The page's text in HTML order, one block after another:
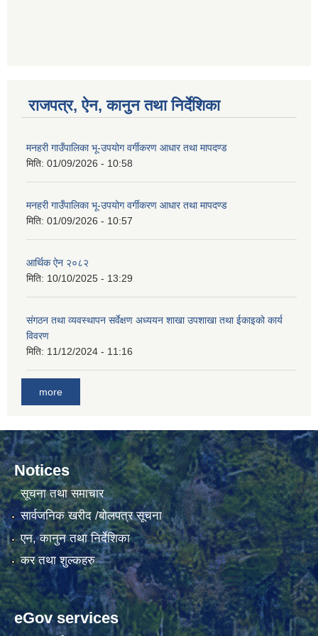
राजपत्र, ऐन, कानुन तथा निर्देशिका
मनहरी गाउँपालिका भू-उपयोग वर्गीकरण आधार तथा मापदण्ड
मिति: 01/09/2026 - 10:58
मनहरी गाउँपालिका भू-उपयोग वर्गीकरण आधार तथा मापदण्ड
मिति: 01/09/2026 - 10:57
आर्थिक ऐन २०८२
मिति: 10/10/2025 - 13:29
संगठन तथा व्यवस्थापन सर्वेक्षण अध्ययन शाखा उपशाखा तथा ईकाइको कार्य
विवरण
मिति: 11/12/2024 - 11:16
more
Notices
सूचना तथा समाचार
सार्वजनिक खरीद /बोलपत्र सूचना
एन, कानुन तथा निर्देशिका
कर तथा शुल्कहरु
eGov services